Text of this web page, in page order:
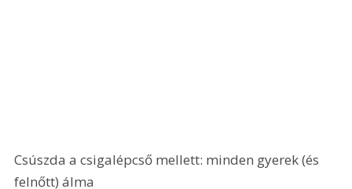
Csúszda a csigalépcső mellett: minden gyerek (és
felnőtt) álma